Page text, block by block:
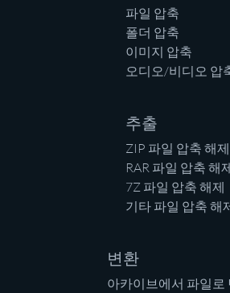
파일 압축
폴더 압축
이미지 압축
오디오/비디오 압
추출
ZIP 파일 압축 해제
RAR 파일 압축 해
7Z 파일 압축 해제
기타 파일 압축 해
변환
아카이브에서 파일로